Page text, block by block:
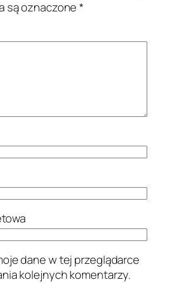
są oznaczone*
dane w tej przeglądarce
kolejnych komentarzy.